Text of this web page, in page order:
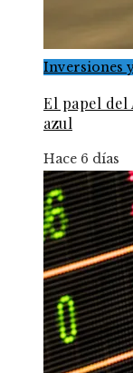
Inversiones
El papel del
azul
Hace 6 días